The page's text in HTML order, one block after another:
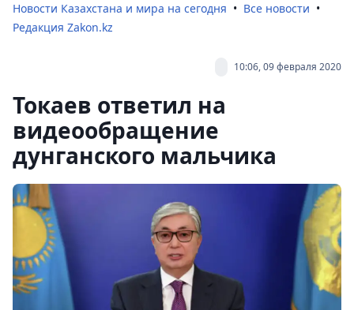
Новости Казахстана и мира на сегодня
Все новости
Редакция Zakon.kz
10:06, 09 февраля 2020
Токаев ответил на
видеообращение
дунганского мальчика